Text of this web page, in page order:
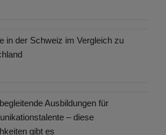
in der Schweiz im Vergleich zu
Ausbildungen für
– diese
gibt es